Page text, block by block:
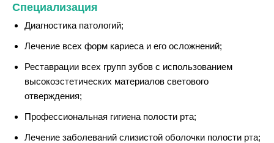
Специализация
Диагностика патологий;
Лечение всех форм кариеса и его осложнений;
Реставрации всех групп зубов с использованием
высокоэстетических материалов светового
отверждения;
Профессиональная гигиена полости рта;
Лечение заболеваний слизистой оболочки полости рта;